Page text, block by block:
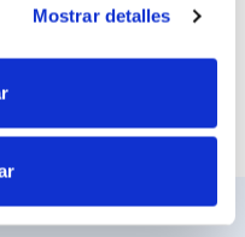
activamente
Mostrar detalles